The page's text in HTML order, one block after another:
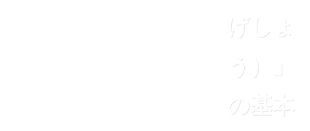
げしょ
う）」
の基本